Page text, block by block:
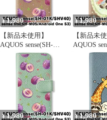
wh-577
韓国 flip2-
580
¥1,980
【新品未使用】
AQUOS sense(SH-
01K/SHV40) 手帳型ス
マホ ケース (色：グレ
ージュ×ぶどう総柄) ぶ
どう 葡萄 リボン 巨峰
フルーツ 総柄 flip2-
sh01k-greg-577
¥1,980
【新品未使
AQUOS
01K/
マホ ケー
ージュ×花
ンダ 花輪
ン かわい
sh01k-
¥1,980 ¥1,980